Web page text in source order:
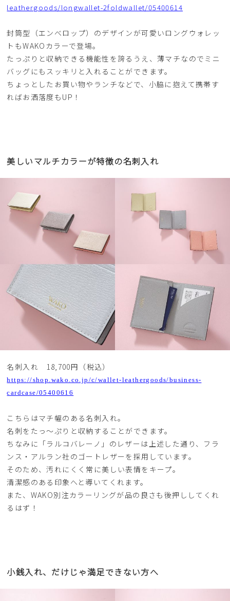
leathergoods/longwallet-2foldwallet/05400614
封筒型（エンべロップ）のデザインが可愛いロングウォレッ
トもWAKOカラーで登場。
たっぷりと収納できる機能性を誇るうえ、薄マチなのでミニ
バッグにもスッキリと入れることができます。
ちょっとしたお買い物やランチなどで、小脇に抱えて携帯す
ればお洒落度もUP！
美しいマルチカラーが特徴の名刺入れ
名刺入れ 18,700円（税込）
https://shop.wako.co.jp/c/wallet-leathergoods/business-
cardcase/05400616
こちらはマチ幅のある名刺入れ。
名刺をたっ〜ぷりと収納することができます。
ちなみに「ラルコバレーノ」のレザーは上述した通り、フラ
ンス・アルラン社のゴートレザーを採用しています。
そのため、汚れにくく常に美しい表情をキープ。
清潔感のある印象へと導いてくれます。
また、WAKO別注カラーリングが品の良さも後押ししてくれ
るはず！
小銭入れ、だけじゃ満足できない方へ